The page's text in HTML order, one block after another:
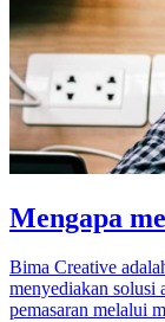
Mengapa
Bima Creative
menyediakan solusi
pemasaran melalui